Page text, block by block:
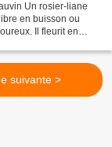
Un rosier-liane
en buisson ou
Il fleurit en
suivante >